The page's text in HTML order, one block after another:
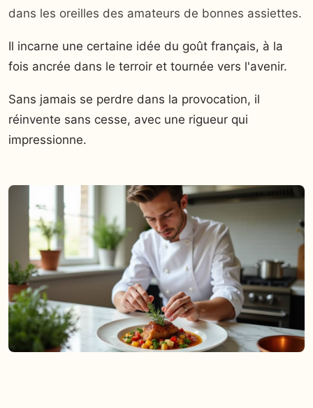
dans les oreilles des amateurs de bonnes assiettes.
Il incarne une certaine idée du goût français, à la
fois ancrée dans le terroir et tournée vers l'avenir.
Sans jamais se perdre dans la provocation, il
réinvente sans cesse, avec une rigueur qui
impressionne.